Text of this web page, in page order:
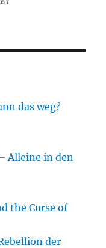
das weg?
Alleine in den
the Curse of
der